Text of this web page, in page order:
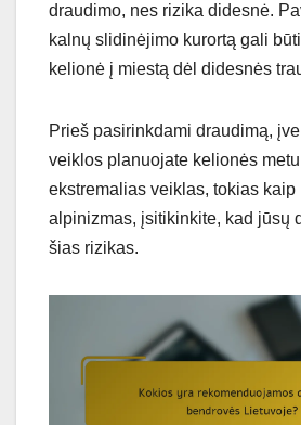
draudimo, nes rizika didesnė.
kalnų slidinėjimo kurortą gali
kelionė į miestą dėl didesnės
Prieš pasirinkdami draudimą,
veiklos planuojate kelionės
ekstremalias veiklas, tokias kaip
alpinizmas, įsitikinkite, kad jūsų
šias rizikas.